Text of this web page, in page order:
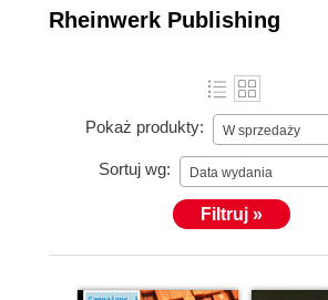
Rheinwerk Publishing
Pokaż produkty: W sprzedaży
Sortuj wg: Data wydania
Filtruj »